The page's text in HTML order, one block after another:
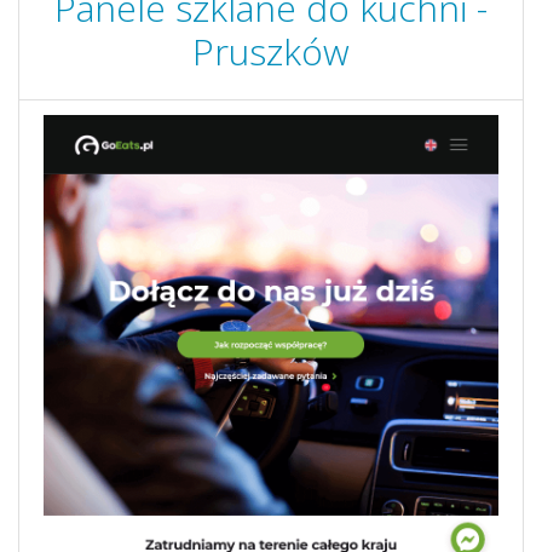
Pruszków